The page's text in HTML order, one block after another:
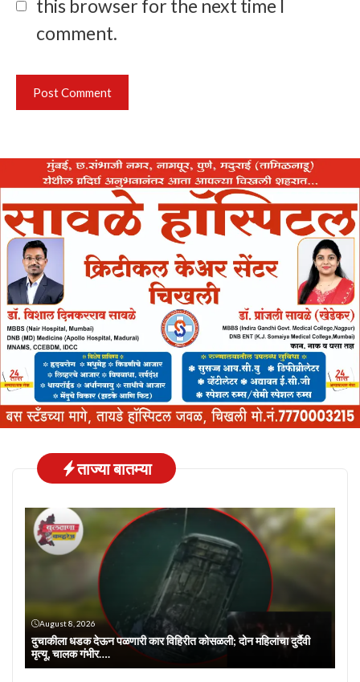
this browser for the next time I
comment.
ताज्या बातम्या
August 8, 2026
दुचाकीला धडक देऊन पळणारी कार विहिरीत कोसळली; दोन महिलांचा दुर्दैवी
मृत्यू, चालक गंभीर….